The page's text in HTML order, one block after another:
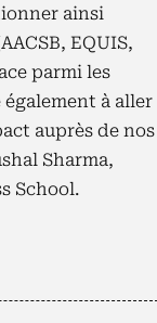
ainsi
EQUIS,
parmi les
à aller
auprès de nos
Sharma,
School.